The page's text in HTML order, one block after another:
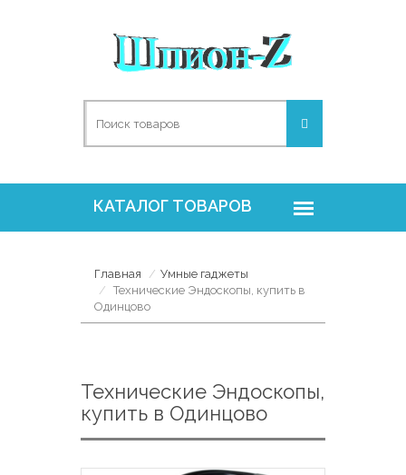
Главная
Умные гаджеты
Технические Эндоскопы, купить в
Одинцово
Технические Эндоскопы,
купить в Одинцово